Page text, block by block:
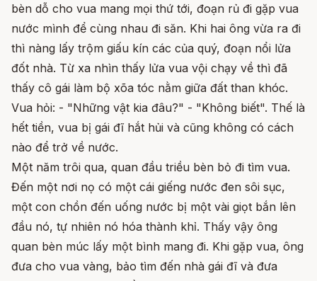
bèn dỗ cho vua mang mọi thứ tới, đoạn rủ đi gặp vua
nước mình để cùng nhau đi săn. Khi hai ông vừa ra đi
thì nàng lấy trộm giấu kín các của quý, đoạn nổi lửa
đốt nhà. Từ xa nhìn thấy lửa vua vội chạy về thì đã
thấy cô gái làm bộ xõa tóc nằm giữa đất than khóc.
Vua hỏi: - "Những vật kia đâu?" - "Không biết". Thế là
hết tiền, vua bị gái đĩ hắt hủi và cũng không có cách
nào để trở về nước.
Một năm trôi qua, quan đầu triều bèn bỏ đi tìm vua.
Đến một nơi nọ có một cái giếng nước đen sôi sục,
một con chồn đến uống nước bị một vài giọt bắn lên
đầu nó, tự nhiên nó hóa thành khỉ. Thấy vậy ông
quan bèn múc lấy một bình mang đi. Khi gặp vua, ông
đưa cho vua vàng, bảo tìm đến nhà gái đĩ và đưa